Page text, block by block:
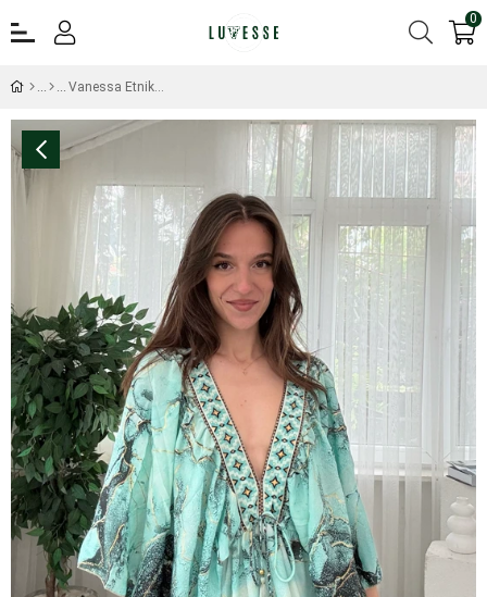
0
Vanessa Etnik Desen Turkuaz Yarım Kol İpek Elbise